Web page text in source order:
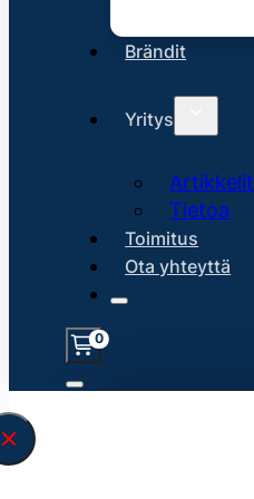
Brändit
Yritys
Artikkelit
Tietoa
Toimitus
Ota yhteyttä
0